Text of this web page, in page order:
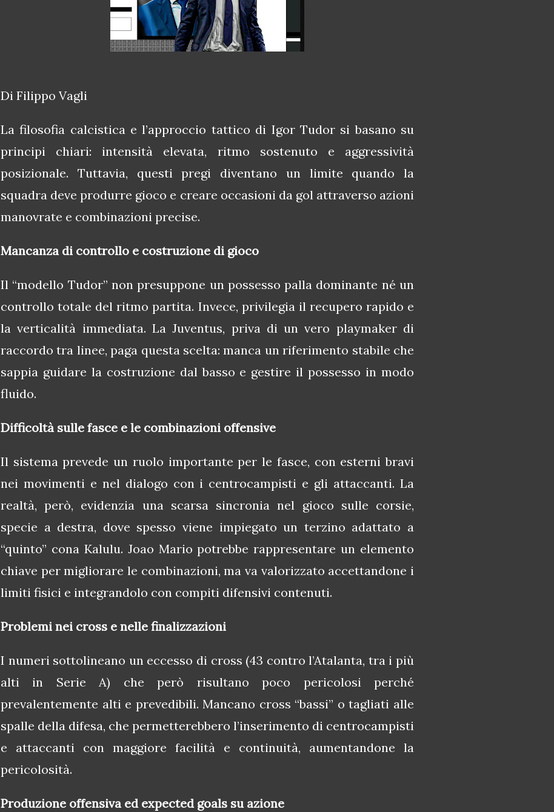
Di Filippo Vagli
La filosofia calcistica e l’approccio tattico di Igor Tudor si basano su
principi chiari: intensità elevata, ritmo sostenuto e aggressività
posizionale. Tuttavia, questi pregi diventano un limite quando la
squadra deve produrre gioco e creare occasioni da gol attraverso azioni
manovrate e combinazioni precise.
Mancanza di controllo e costruzione di gioco
Il “modello Tudor” non presuppone un possesso palla dominante né un
controllo totale del ritmo partita. Invece, privilegia il recupero rapido e
la verticalità immediata. La Juventus, priva di un vero playmaker di
raccordo tra linee, paga questa scelta: manca un riferimento stabile che
sappia guidare la costruzione dal basso e gestire il possesso in modo
fluido.
Difficoltà sulle fasce e le combinazioni offensive
Il sistema prevede un ruolo importante per le fasce, con esterni bravi
nei movimenti e nel dialogo con i centrocampisti e gli attaccanti. La
realtà, però, evidenzia una scarsa sincronia nel gioco sulle corsie,
specie a destra, dove spesso viene impiegato un terzino adattato a
“quinto” cona Kalulu. Joao Mario potrebbe rappresentare un elemento
chiave per migliorare le combinazioni, ma va valorizzato accettandone i
limiti fisici e integrandolo con compiti difensivi contenuti.
Problemi nei cross e nelle finalizzazioni
I numeri sottolineano un eccesso di cross (43 contro l’Atalanta, tra i più
alti in Serie A) che però risultano poco pericolosi perché
prevalentemente alti e prevedibili. Mancano cross “bassi” o tagliati alle
spalle della difesa, che permetterebbero l’inserimento di centrocampisti
e attaccanti con maggiore facilità e continuità, aumentandone la
pericolosità.
Produzione offensiva ed expected goals su azione